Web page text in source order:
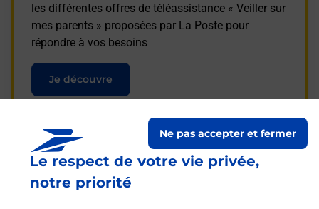
Le respect de votre vie privée,
notre priorité
Ne pas accepter et fermer
les différentes offres de téléassistance « Veiller sur
mes parents » proposées par La Poste pour
répondre à vos besoins
Je découvre
Questions fréquemment
posées